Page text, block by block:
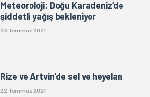
Meteoroloji: Doğu Karadeniz’de
şiddetli yağış bekleniyor
23 Temmuz 2021
Rize ve Artvin'de sel ve heyelan
22 Temmuz 2021